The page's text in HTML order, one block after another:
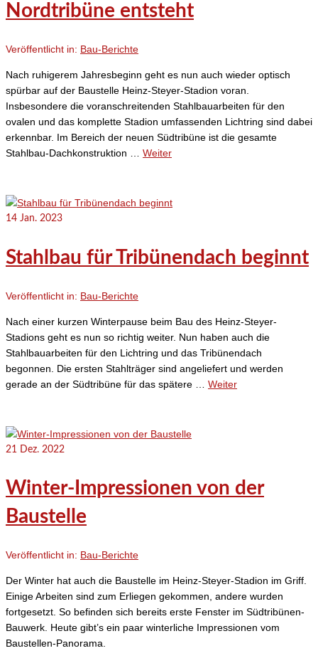
Nordtribüne entsteht
Veröffentlicht in: Bau-Berichte
Nach ruhigerem Jahresbeginn geht es nun auch wieder optisch
spürbar auf der Baustelle Heinz-Steyer-Stadion voran.
Insbesondere die voranschreitenden Stahlbauarbeiten für den
ovalen und das komplette Stadion umfassenden Lichtring sind dabei
erkennbar. Im Bereich der neuen Südtribüne ist die gesamte
Stahlbau-Dachkonstruktion … Weiter
14 Jan. 2023
Stahlbau für Tribünendach beginnt
Veröffentlicht in: Bau-Berichte
Nach einer kurzen Winterpause beim Bau des Heinz-Steyer-
Stadions geht es nun so richtig weiter. Nun haben auch die
Stahlbauarbeiten für den Lichtring und das Tribünendach
begonnen. Die ersten Stahlträger sind angeliefert und werden
gerade an der Südtribüne für das spätere … Weiter
21 Dez. 2022
Winter-Impressionen von der
Baustelle
Veröffentlicht in: Bau-Berichte
Der Winter hat auch die Baustelle im Heinz-Steyer-Stadion im Griff.
Einige Arbeiten sind zum Erliegen gekommen, andere wurden
fortgesetzt. So befinden sich bereits erste Fenster im Südtribünen-
Bauwerk. Heute gibt’s ein paar winterliche Impressionen vom
Baustellen-Panorama.